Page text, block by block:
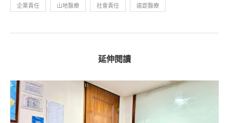
企業責任 山地醫療 社會責任 遠距醫療
延伸閱讀